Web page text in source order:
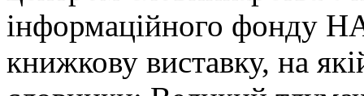
інформаційного фонду
книжкову виставку, на